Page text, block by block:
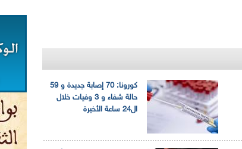
كورونا: 70 إصابة جديدة و 59
حالة شفاء و 3 وفيات خلال
ال24 ساعة الأخيرة